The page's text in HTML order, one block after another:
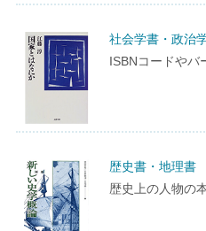
社会学書・政治
ISBNコードやバ
歴史書・地理書
歴史上の人物の